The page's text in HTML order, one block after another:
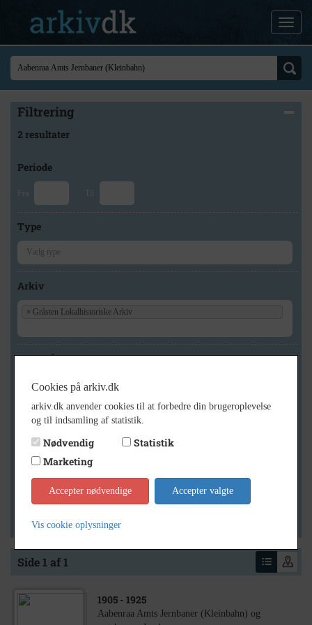
Filtrering
2 resultater
Periode
Fra Til
Type
Arkiv
× Gråsten Lokalhistoriske Arkiv
Geografi
Generelt
Vis kun med billeder
Vis kun med filmklip
Vis kun med lydklip
Vis kun med geo-tag
Side 1 af 1
1905 - 1925
Aabenraa Amts Jernbaner (Kleinbahn) og
Cookies på arkiv.dk
arkiv.dk anvender cookies til at forbedre din brugeroplevelse
og til indsamling af statistik.
Nødvendig
Statistik
Marketing
Accepter nødvendige Accepter valgte
Vis cookie oplysninger